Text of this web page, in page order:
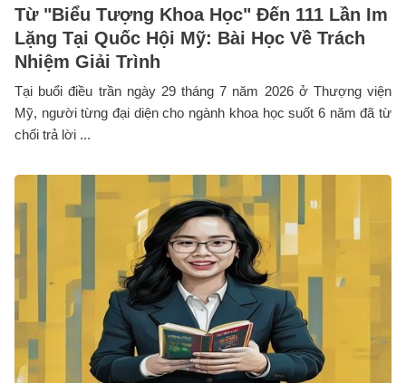
Từ "Biểu Tượng Khoa Học" Đến 111 Lần Im
Lặng Tại Quốc Hội Mỹ: Bài Học Về Trách
Nhiệm Giải Trình
Tại buổi điều trần ngày 29 tháng 7 năm 2026 ở Thượng viện
Mỹ, người từng đại diện cho ngành khoa học suốt 6 năm đã từ
chối trả lời ...